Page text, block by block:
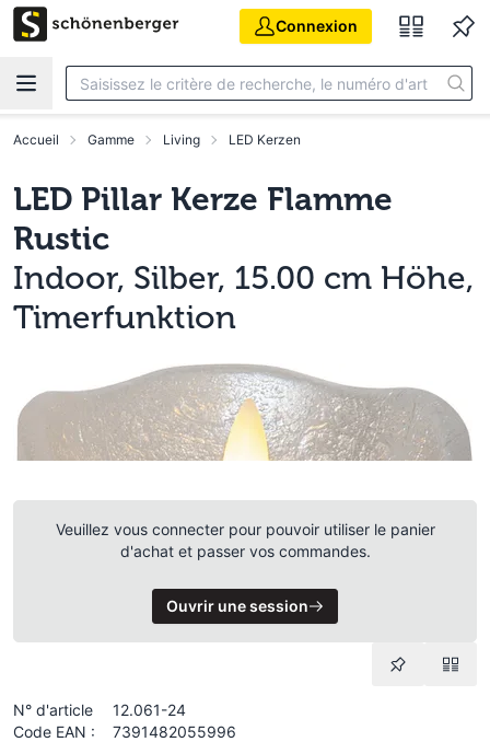
Aller au contenu principal
Connexion
Accueil Gamme Living LED Kerzen
LED Pillar Kerze Flamme
Rustic
Indoor, Silber, 15.00 cm Höhe,
Timerfunktion
Veuillez vous connecter pour pouvoir utiliser le panier
d'achat et passer vos commandes.
Ouvrir une session
N° d'article
12.061-24
Code EAN :
7391482055996